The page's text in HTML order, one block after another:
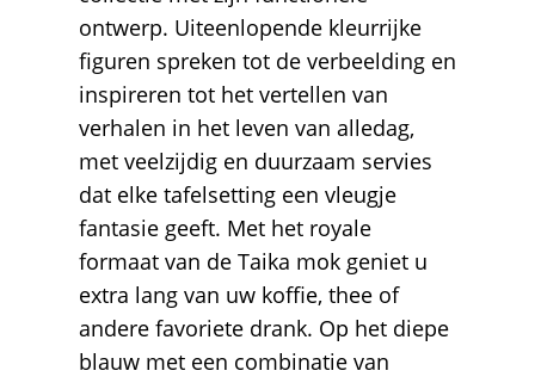
ontwerp. Uiteenlopende kleurrijke
figuren spreken tot de verbeelding en
inspireren tot het vertellen van
verhalen in het leven van alledag,
met veelzijdig en duurzaam servies
dat elke tafelsetting een vleugje
fantasie geeft. Met het royale
formaat van de Taika mok geniet u
extra lang van uw koffie, thee of
andere favoriete drank. Op het diepe
blauw met een combinatie van